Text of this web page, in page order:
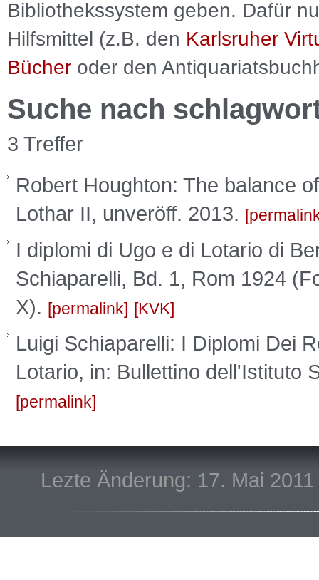
Bibliothekssystem geben. Dafür
Hilfsmittel (z.B. den Karlsruher
Bücher oder den
Suche nach
3 Treffer
Robert Houghton: The balance
Lothar II, unveröff. 2013.
I diplomi di Ugo e di Lotario di
Schiaparelli, Bd. 1, Rom 1924
X).
permalink KVK
Luigi Schiaparelli: I Diplomi Dei
Lotario, in: Bullettino dell'Istituto
permalink
Lezte Änderung: 17. Mai